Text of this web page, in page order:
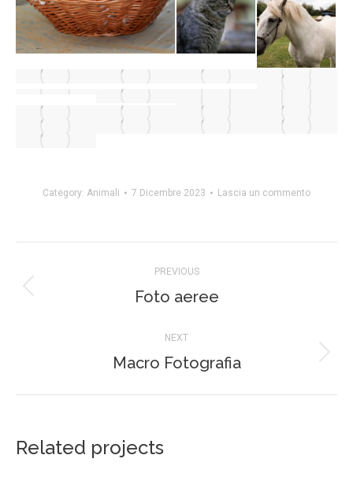
Category: Animali 7 Dicembre 2023 Lascia un commento
navigation
PREVIOUS
Previous
Foto aeree
NEXT
Next
Macro Fotografia
Related projects